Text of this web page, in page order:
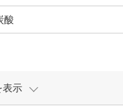
酸
表示